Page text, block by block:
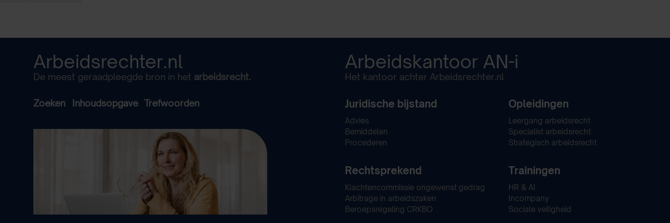
Arbeidsrechter.nl
De meest geraadpleegde bron in het arbeidsrecht.
Zoeken Inhoudsopgave Trefwoorden
Arbeidskantoor AN-i
Het kantoor achter Arbeidsrechter.nl
Juridische bijstand
Advies
Bemiddelen
Procederen
Rechtsprekend
Klachtencommissie ongewenst gedrag
Arbitrage in arbeidszaken
Beroepsregeling CRKBO
Opleidingen
Leergang arbeidsrecht
Specialist arbeidsrecht
Strategisch arbeidsrecht
Trainingen
HR & AI
Incompany
Sociale veiligheid